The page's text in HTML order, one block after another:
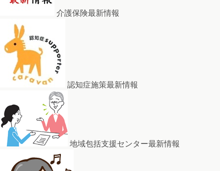
介護保険最新情報
認知症施策最新情報
地域包括支援センター最新情報